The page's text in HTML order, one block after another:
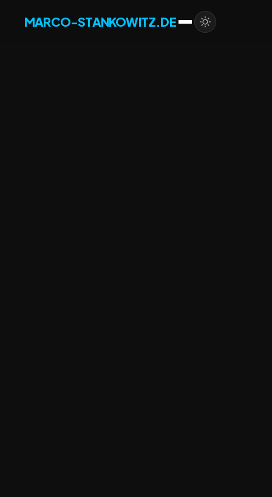
MARCO-STANKOWITZ.DE